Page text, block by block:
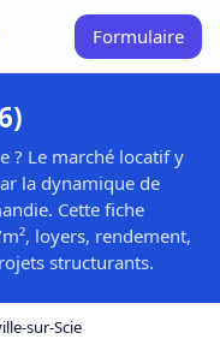
Formulaire
? Le marché locatif y
la dynamique de
Cette fiche
loyers, rendement,
structurants.
sur-Scie